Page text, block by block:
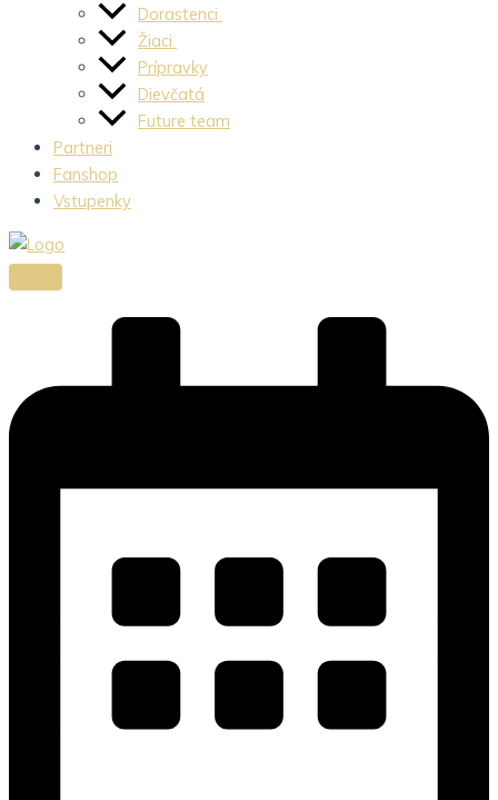
Dorastenci
Žiaci
Prípravky
Dievčatá
Future team
Partneri
Fanshop
Vstupenky